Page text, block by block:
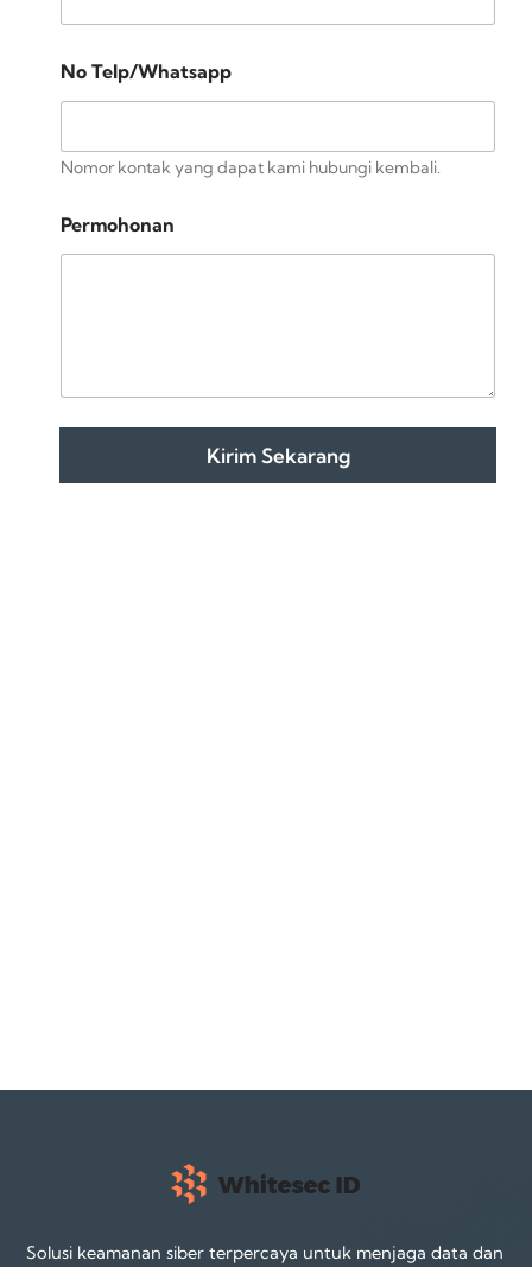
u
a
h
a
n
T
l
a
p
No Telp/Whatsapp
Nomor kontak yang dapat kami hubungi kembali.
Permohonan
Kirim Sekarang
Solusi keamanan siber terpercaya untuk menjaga data dan